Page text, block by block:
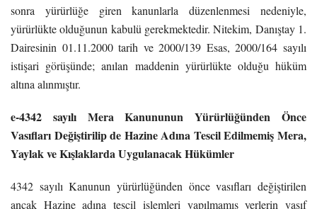
sonra yürürlüğe giren kanunlarla düzenlenmesi nedeniyle,
yürürlükte olduğunun kabulü gerekmektedir. Nitekim, Danıştay 1.
Dairesinin 01.11.2000 tarih ve 2000/139 Esas, 2000/164 sayılı
istişari görüşünde; anılan maddenin yürürlükte olduğu hüküm
altına alınmıştır.
e-4342 sayılı Mera Kanununun Yürürlüğünden Önce
Vasıfları Değiştirilip de Hazine Adına Tescil Edilmemiş Mera,
Yaylak ve Kışlaklarda Uygulanacak Hükümler
4342 sayılı Kanunun yürürlüğünden önce vasıfları değiştirilen
ancak Hazine adına tescil işlemleri yapılmamış yerlerin vasıf